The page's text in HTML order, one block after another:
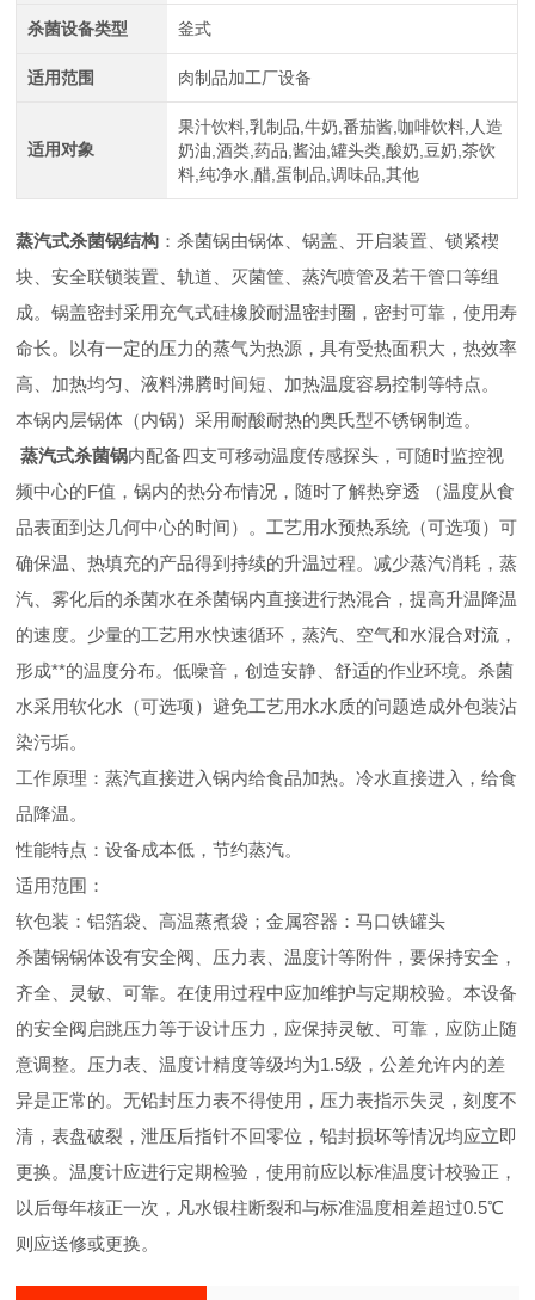
杀菌设备类型 釜式
适用范围 肉制品加工厂设备
适用对象
果汁饮料,乳制品,牛奶,番茄酱,咖啡饮料,人造
奶油,酒类,药品,酱油,罐头类,酸奶,豆奶,茶饮
料,纯净水,醋,蛋制品,调味品,其他
蒸汽式杀菌锅结构 ：杀菌锅由锅体、锅盖、开启装置、锁紧楔
块、安全联锁装置、轨道、灭菌筐、蒸汽喷管及若干管口等组
成。锅盖密封采用充气式硅橡胶耐温密封圈，密封可靠，使用寿
命长。以有一定的压力的蒸气为热源，具有受热面积大，热效率
高、加热均匀、液料沸腾时间短、加热温度容易控制等特点。
本锅内层锅体（内锅）采用耐酸耐热的奥氏型不锈钢制造。
蒸汽式杀菌锅内配备四支可移动温度传感探头，可随时监控视
频中心的F值，锅内的热分布情况，随时了解热穿透 （温度从食
品表面到达几何中心的时间）。工艺用水预热系统（可选项）可
确保温、热填充的产品得到持续的升温过程。减少蒸汽消耗，蒸
汽、雾化后的杀菌水在杀菌锅内直接进行热混合，提高升温降温
的速度。少量的工艺用水快速循环，蒸汽、空气和水混合对流，
形成**的温度分布。低噪音，创造安静、舒适的作业环境。杀菌
水采用软化水（可选项）避免工艺用水水质的问题造成外包装沾
染污垢。
工作原理：蒸汽直接进入锅内给食品加热。冷水直接进入，给食
品降温。
性能特点：设备成本低，节约蒸汽。
适用范围：
软包装：铝箔袋、高温蒸煮袋；金属容器：马口铁罐头
杀菌锅锅体设有安全阀、压力表、温度计等附件，要保持安全，
齐全、灵敏、可靠。在使用过程中应加维护与定期校验。本设备
的安全阀启跳压力等于设计压力，应保持灵敏、可靠，应防止随
意调整。压力表、温度计精度等级均为1.5级，公差允许内的差
异是正常的。无铅封压力表不得使用，压力表指示失灵，刻度不
清，表盘破裂，泄压后指针不回零位，铅封损坏等情况均应立即
更换。温度计应进行定期检验，使用前应以标准温度计校验正，
以后每年核正一次，凡水银柱断裂和与标准温度相差超过0.5℃
则应送修或更换。